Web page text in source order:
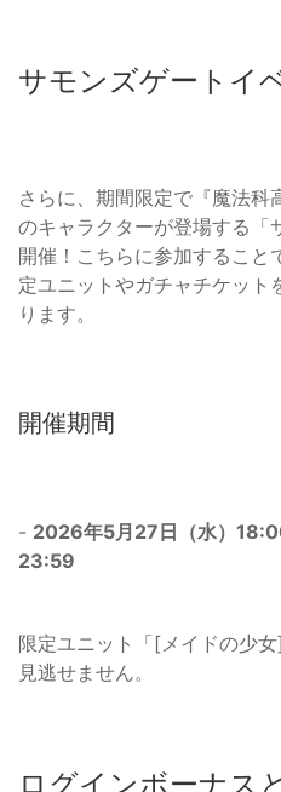
サモンズゲートイ
さらに、期間限定で『魔法科
のキャラクターが登場する「
開催！こちらに参加すること
定ユニットやガチャチケット
ります。
開催期間
- 2026年5月27日（水）
23:59
限定ユニット「[メイドの少
見逃せません。
ログインボーナス